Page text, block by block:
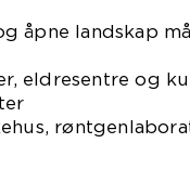
åpne landskap
eldresentre og